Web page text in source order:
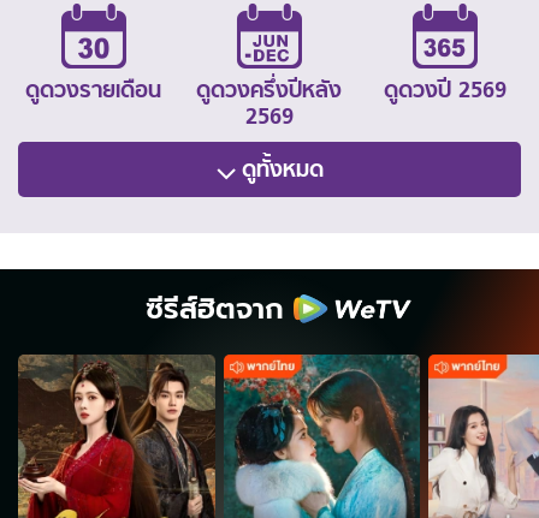
ดูดวงรายเดือน
ดูดวงครึ่งปีหลัง
2569
ดูดวงปี 2569
ดูทั้งหมด
ซีรีส์ฮิตจาก